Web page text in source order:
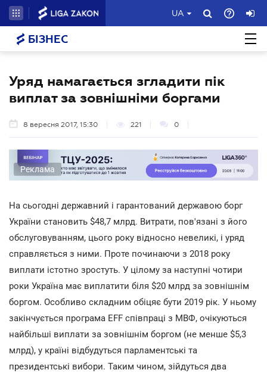
UA
БІЗНЕС
Уряд намагається згладити пік
виплат за зовнішніми боргами
8 вересня 2017, 15:30 221 0
Реклама
На сьогодні державний і гарантований державою борг
України становить $48,7 млрд. Витрати, пов'язані з його
обслуговуванням, цього року відносно невеликі, і уряд
справляється з ними. Проте починаючи з 2018 року
виплати істотно зростуть. У цілому за наступні чотири
роки Україна має виплатити біля $20 млрд за зовнішнім
боргом. Особливо складним обіцяє бути 2019 рік. У ньому
закінчується програма EFF співпраці з МВФ, очікуються
найбільші виплати за зовнішнім боргом (не менше $5,3
млрд), у країні відбудуться парламентські та
президентські вибори. Таким чином, зійдуться два